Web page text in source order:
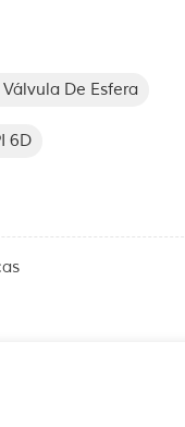
De Esfera
6D